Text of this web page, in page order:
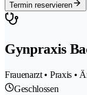
Termin reservieren
Gynpraxis
Frauenarzt • Praxis •
Geschlossen